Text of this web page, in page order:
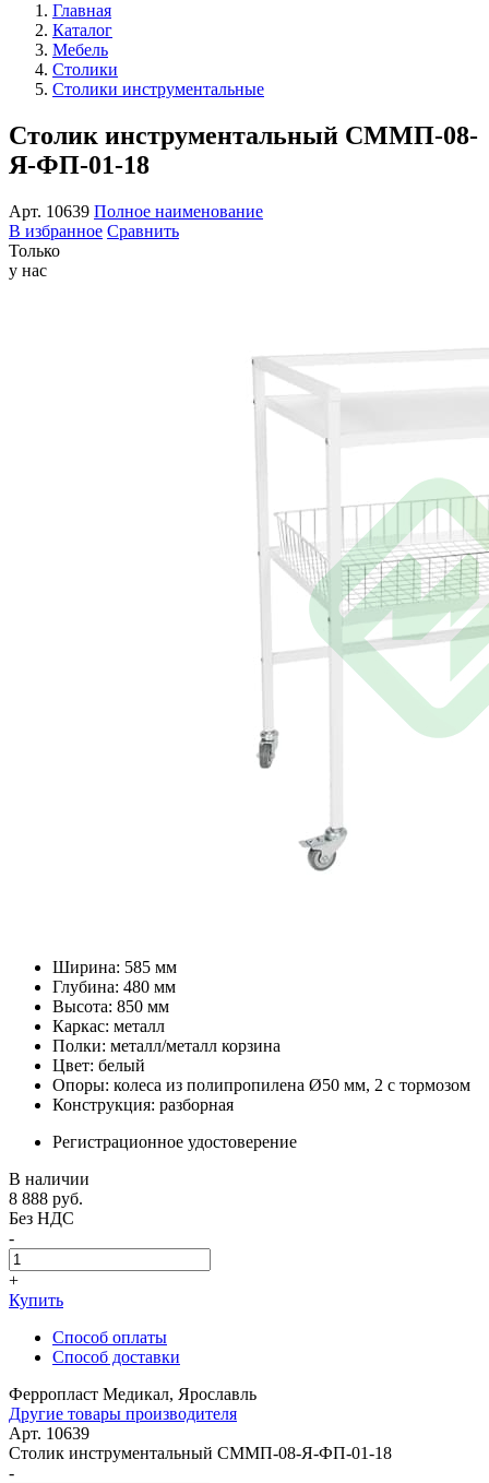
Главная
Каталог
Мебель
Столики
Столики инструментальные
Столик инструментальный СММП-08-
Я-ФП-01-18
Арт. 10639 Полное наименование
В избранное Сравнить
Только
у нас
Ширина: 585 мм
Глубина: 480 мм
Высота: 850 мм
Каркас: металл
Полки: металл/металл корзина
Цвет: белый
Опоры: колеса из полипропилена Ø50 мм, 2 с тормозом
Конструкция: разборная
Регистрационное удостоверение
В наличии
8 888 руб.
Без НДС
-
+
Купить
Способ оплаты
Способ доставки
Ферропласт Медикал, Ярославль
Другие товары производителя
Арт. 10639
Столик инструментальный СММП-08-Я-ФП-01-18
-